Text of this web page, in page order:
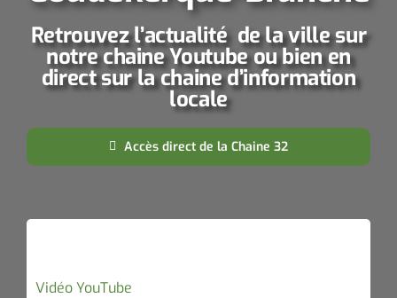
Retrouvez l’actualité de la ville sur
notre chaine Youtube ou bien en
direct sur la chaine d’information
locale
Accès direct de la Chaine 32
Vidéo YouTube